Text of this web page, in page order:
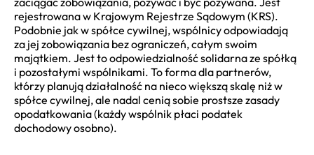
rejestrowana w Krajowym Rejestrze Sądowym (KRS).
Podobnie jak w spółce cywilnej, wspólnicy odpowiadają
za jej zobowiązania bez ograniczeń, całym swoim
majątkiem. Jest to odpowiedzialność solidarna ze spółką
i pozostałymi wspólnikami. To forma dla partnerów,
którzy planują działalność na nieco większą skalę niż w
spółce cywilnej, ale nadal cenią sobie prostsze zasady
opodatkowania (każdy wspólnik płaci podatek
dochodowy osobno).